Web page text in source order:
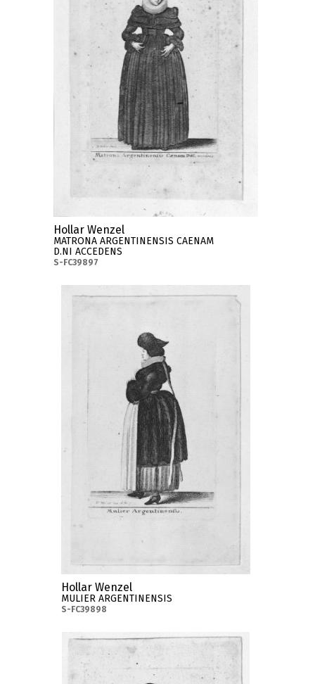
Hollar Wenzel
MATRONA ARGENTINENSIS CAENAM
D.NI ACCEDENS
S-FC39897
Hollar Wenzel
MULIER ARGENTINENSIS
S-FC39898